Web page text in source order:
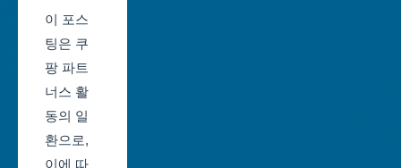
광
역
시
세
일
정
부
산
이 포스
팅은 쿠
팡 파트
너스 활
동의 일
환으로,
이에 따